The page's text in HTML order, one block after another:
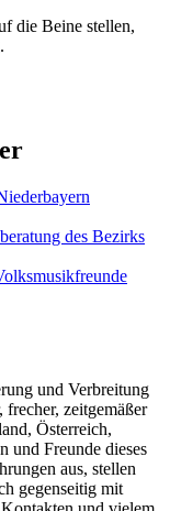
die Beine stellen,
des Bezirks
und Verbreitung
frecher, zeitgemäßer
Österreich,
und Freunde dieses
aus, stellen
gegenseitig mit